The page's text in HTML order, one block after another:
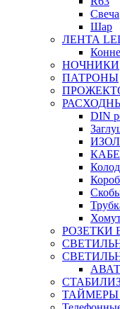
Свеча
Шар
ЛЕНТА
НОЧНИКИ
ПАТРОНЫ
DIN
РОЗЕТКИ
ТАЙМЕРЫ